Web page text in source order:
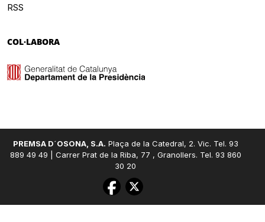
RSS
COL·LABORA
PREMSA D´OSONA, S.A. Plaça de la Catedral, 2. Vic. Tel. 93
889 49 49 | Carrer Prat de la Riba, 77 , Granollers. Tel. 93 860
30 20